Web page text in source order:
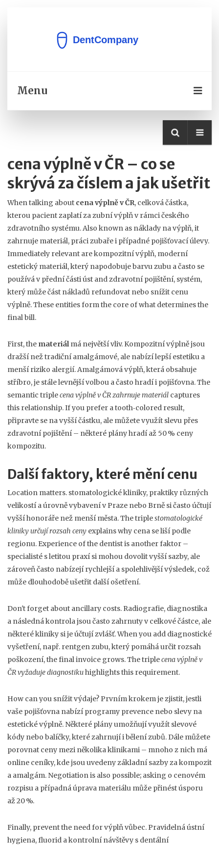
Menu
cena výplně v ČR – co se
skrývá za číslem a jak ušetřit
When talking about cena výplně v ČR, celková částka,
kterou pacient zaplatí za zubní výplň v rámci českého
zdravotního systému. Also known as náklady na výplň, it
zahrnuje materiál, práci zubaře i případné pojišťovací úlevy.
Immediately relevant arekompozitní výplň, moderní
estetický materiál, který napodobuje barvu zubu a často se
používá v přední části úst andzdravotní pojištění, systém,
který může část nákladů refundovat nebo snížit cenu
výplně. These entities form the core of what determines the
final bill.
First, the materiálmá největší vliv. Kompozitní výplně jsou
dražší než tradiční amalgámové, ale nabízí lepší estetiku a
menší riziko alergií. Amalgámová výplň, která obsahuje
stříbro, je stále levnější volbou a často hradí i pojišťovna. The
semantic triplecena výplně v ČR zahrnuje materiál captures
this relationship. If you prefer a tooth‑colored result,
připravte se na vyšší částku, ale můžete využít slevu přes
zdravotní pojištění – některé plány hradí až 50 % ceny
kompozitu.
Další faktory, které mění cenu
Location matters. stomatologické kliniky, praktiky různých
velikostí a úrovně vybavenív Praze nebo Brně si často účtují
vyšší honoráře než menší města. The triplestomatologické
kliniky určují rozsah ceny explains why cena se liší podle
regionu. Experience of the dentist is another faktor –
specialisté s letitou praxí si mohou dovolit vyšší sazby, ale
zároveň často nabízejí rychlejší a spolehlivější výsledek, což
může dlouhodobě ušetřit další ošetření.
Don't forget about ancillary costs. Radiografie, diagnostika
a následná kontrola jsou často zahrnuty v celkové částce, ale
některé kliniky si je účtují zvlášť. When you add diagnostické
vyšetření, např. rentgen zubu, který pomáhá určit rozsah
poškození, the final invoice grows. The triplecena výplně v
ČR vyžaduje diagnostikuhighlights this requirement.
How can you snížit výdaje? Prvním krokem je zjistit, jestli
vaše pojišťovna nabízí programy prevence nebo slevy na
estetické výplně. Některé plány umožňují využít slevové
kódy nebo balíčky, které zahrnují i bělení zubů. Dále můžete
porovnat ceny mezi několika klinikami – mnoho z nich má
online ceníky, kde jsou uvedeny základní sazby za kompozit
a amalgám. Negotiation is also possible; asking o cenovém
rozpisu a případná úprava materiálu může přinést úsporu
až 20 %.
Finally, prevent the need for výplň vůbec. Pravidelná ústní
hygiena, fluorid a kontrolní návštěvy s dentální